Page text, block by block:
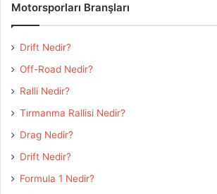
Motorsporları Branşları
Drift Nedir?
Off-Road Nedir?
Ralli Nedir?
Tırmanma Rallisi Nedir?
Drag Nedir?
Drift Nedir?
Formula 1 Nedir?